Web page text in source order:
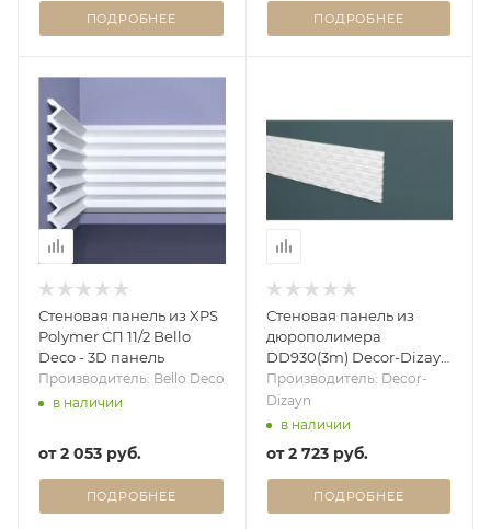
ПОДРОБНЕЕ ПОДРОБНЕЕ
Стеновая панель из XPS
Polymer СП 11/2 Bello
Deco - 3D панель
Производитель: Bello Deco
в наличии
от2 053 руб.
ПОДРОБНЕЕ
Стеновая панель из
дюрополимера
DD930(3m) Decor-Dizayn
- 3D панель
Производитель: Decor-
Dizayn
в наличии
от2 723 руб.
ПОДРОБНЕЕ